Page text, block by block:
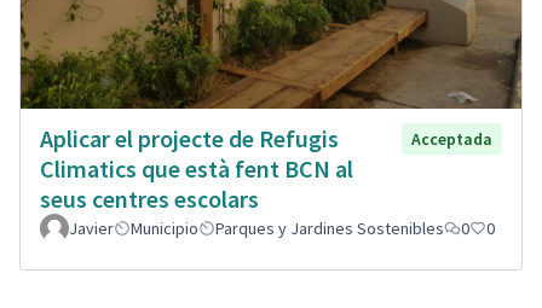
Aplicar el projecte de Refugis
Climatics que està fent BCN al
seus centres escolars
Acceptada
Javier Municipio Parques y Jardines Sostenibles 0 0